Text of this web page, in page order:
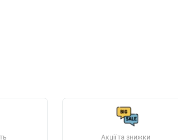
Акції та знижки